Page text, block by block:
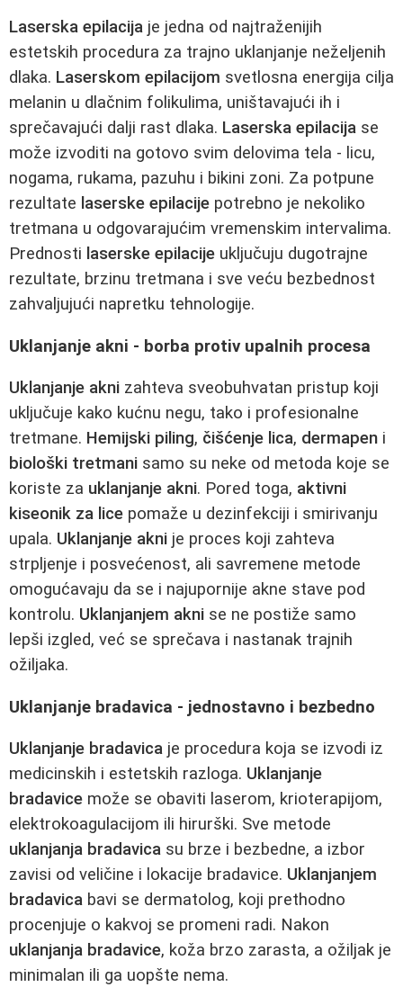
Laserska epilacija je jedna od najtraženijih
estetskih procedura za trajno uklanjanje neželjenih
dlaka. Laserskom epilacijom svetlosna energija cilja
melanin u dlačnim folikulima, uništavajući ih i
sprečavajući dalji rast dlaka. Laserska epilacija se
može izvoditi na gotovo svim delovima tela - licu,
nogama, rukama, pazuhu i bikini zoni. Za potpune
rezultate laserske epilacije potrebno je nekoliko
tretmana u odgovarajućim vremenskim intervalima.
Prednosti laserske epilacije uključuju dugotrajne
rezultate, brzinu tretmana i sve veću bezbednost
zahvaljujući napretku tehnologije.
Uklanjanje akni - borba protiv upalnih procesa
Uklanjanje akni zahteva sveobuhvatan pristup koji
uključuje kako kućnu negu, tako i profesionalne
tretmane. Hemijski piling, čišćenje lica, dermapen i
biološki tretmani samo su neke od metoda koje se
koriste za uklanjanje akni. Pored toga, aktivni
kiseonik za lice pomaže u dezinfekciji i smirivanju
upala. Uklanjanje akni je proces koji zahteva
strpljenje i posvećenost, ali savremene metode
omogućavaju da se i najupornije akne stave pod
kontrolu. Uklanjanjem akni se ne postiže samo
lepši izgled, već se sprečava i nastanak trajnih
ožiljaka.
Uklanjanje bradavica - jednostavno i bezbedno
Uklanjanje bradavica je procedura koja se izvodi iz
medicinskih i estetskih razloga. Uklanjanje
bradavice može se obaviti laserom, krioterapijom,
elektrokoagulacijom ili hirurški. Sve metode
uklanjanja bradavica su brze i bezbedne, a izbor
zavisi od veličine i lokacije bradavice. Uklanjanjem
bradavica bavi se dermatolog, koji prethodno
procenjuje o kakvoj se promeni radi. Nakon
uklanjanja bradavice, koža brzo zarasta, a ožiljak je
minimalan ili ga uopšte nema.